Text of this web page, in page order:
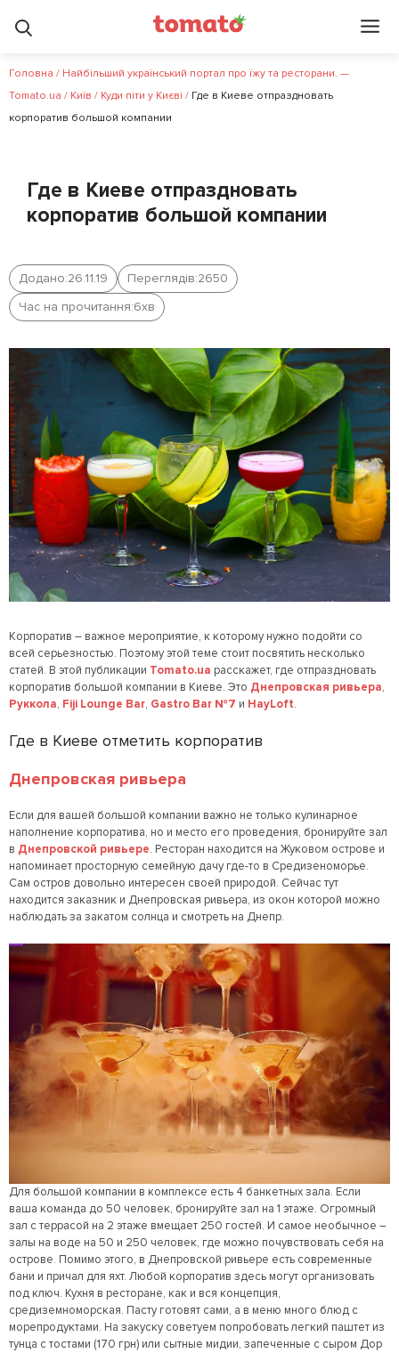
Головна / Найбільший український портал про їжу та ресторани. —
Tomato.ua / Київ / Куди піти у Києві / Где в Киеве отпраздновать
корпоратив большой компании
Где в Киеве отпраздновать
корпоратив большой компании
Додано:26.11.19 Переглядів:2650
Час на прочитання:6хв
Корпоратив – важное мероприятие, к которому нужно подойти со
всей серьезностью. Поэтому этой теме стоит посвятить несколько
статей. В этой публикации Tomato.ua расскажет, где отпраздновать
корпоратив большой компании в Киеве. Это Днепровская ривьера,
Руккола, Fiji Lounge Bar, Gastro Bar №7 и HayLoft.
Где в Киеве отметить корпоратив
Днепровская ривьера
Если для вашей большой компании важно не только кулинарное
наполнение корпоратива, но и место его проведения, бронируйте зал
в Днепровской ривьере. Ресторан находится на Жуковом острове и
напоминает просторную семейную дачу где-то в Средизеноморье.
Сам остров довольно интересен своей природой. Сейчас тут
находится заказник и Днепровская ривьера, из окон которой можно
наблюдать за закатом солнца и смотреть на Днепр.
Для большой компании в комплексе есть 4 банкетных зала. Если
ваша команда до 50 человек, бронируйте зал на 1 этаже. Огромный
зал с террасой на 2 этаже вмещает 250 гостей. И самое необычное –
залы на воде на 50 и 250 человек, где можно почувствовать себя на
острове. Помимо этого, в Днепровской ривьере есть современные
бани и причал для яхт. Любой корпоратив здесь могут организовать
под ключ. Кухня в ресторане, как и вся концепция,
средиземноморская. Пасту готовят сами, а в меню много блюд с
морепродуктами. На закуску советуем попробовать легкий паштет из
тунца с тостами (170 грн) или сытные мидии, запеченные с сыром Дор